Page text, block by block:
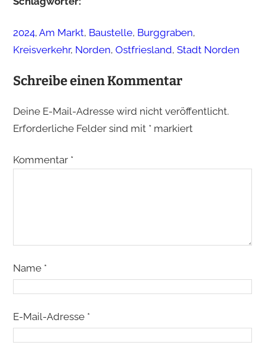
2024, Am Markt, Baustelle, Burggraben
Kreisverkehr, Norden, Ostfriesland, Stadt Norden
Schreibe einen Kommentar
Deine E-Mail-Adresse wird nicht veröffentlicht.
Erforderliche Felder sind mit *markiert
Kommentar *
Name *
E-Mail-Adresse *